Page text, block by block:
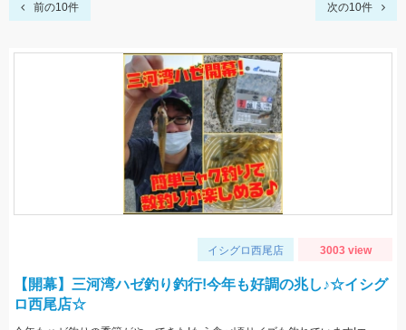
前の10件 次の10件
イシグロ西尾店 3003 view
【開幕】三河湾ハゼ釣り釣行!今年も好調の兆し♪☆イシグ
ロ西尾店☆